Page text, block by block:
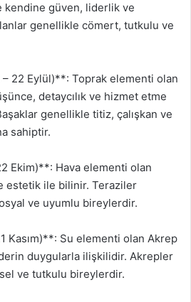
güven, liderlik ve
genellikle cömert, tutkulu ve
22 Eylül)**: Toprak elementi olan
detaycılık ve hizmet etme
genellikle titiz, çalışkan ve
sahiptir.
Ekim)**: Hava elementi olan
estetik ile bilinir. Teraziler
ve uyumlu bireylerdir.
Kasım)**: Su elementi olan Akrep
duygularla ilişkilidir. Akrepler
ve tutkulu bireylerdir.